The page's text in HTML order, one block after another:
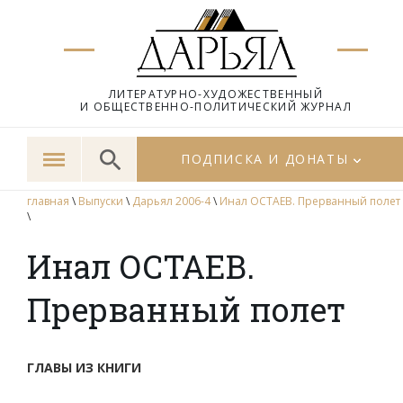
ЛИТЕРАТУРНО-ХУДОЖЕСТВЕННЫЙ
И ОБЩЕСТВЕННО-ПОЛИТИЧЕСКИЙ ЖУРНАЛ
ПОДПИСКА И ДОНАТЫ
главная \ Выпуски \ Дарьял 2006-4\ Инал ОСТАЕВ. Прерванный полет
\
Инал ОСТАЕВ.
Прерванный полет
ГЛАВЫ ИЗ КНИГИ